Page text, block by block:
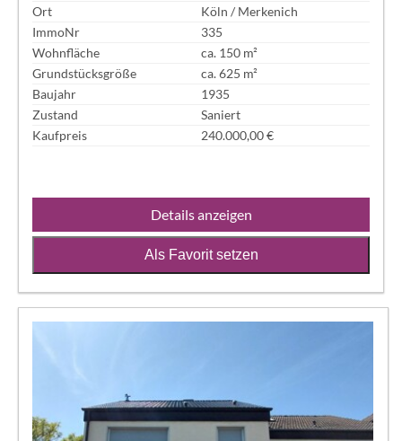
Ort
Köln / Merkenich
ImmoNr
335
Wohnfläche
ca. 150 m²
Grundstücksgröße
ca. 625 m²
Baujahr
1935
Zustand
Saniert
Kaufpreis
240.000,00 €
Details anzeigen
Als Favorit setzen